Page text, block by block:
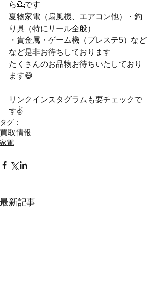
ら💁です
夏物家電（扇風機、エアコン他）・釣
り具（特にリール全般）
・貴金属・ゲーム機（プレステ5）など
など是非お待ちしております
たくさんのお品物お待ちいたしており
ます😄
リンクインスタグラムも要チェックで
す✌️
タグ：
買取情報
家電
最新記事